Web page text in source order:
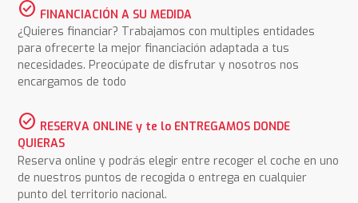
check_circle FINANCIACIÓN A SU MEDIDA
¿Quieres financiar? Trabajamos con multiples entidades
para ofrecerte la mejor financiación adaptada a tus
necesidades. Preocúpate de disfrutar y nosotros nos
encargamos de todo
check_circle RESERVA ONLINE y te lo ENTREGAMOS DONDE
QUIERAS
Reserva online y podrás elegir entre recoger el coche en uno
de nuestros puntos de recogida o entrega en cualquier
punto del territorio nacional.